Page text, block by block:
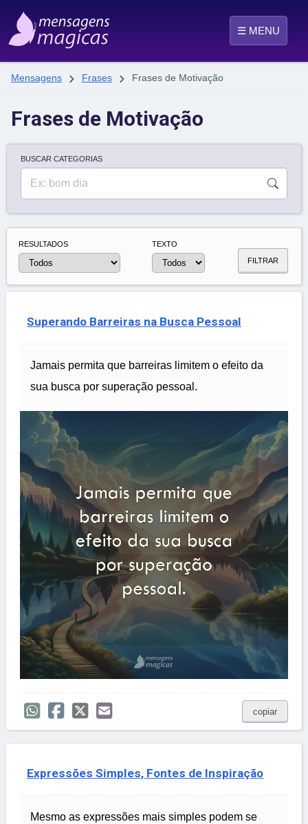
☰ MENU
Mensagens  Frases  Frases de Motivação
Frases de Motivação
BUSCAR CATEGORIAS
RESULTADOS
TEXTO
FILTRAR
Superando Barreiras na Busca Pessoal
Jamais permita que barreiras limitem o efeito da
sua busca por superação pessoal.
copiar
Expressões Simples, Fontes de Inspiração
Mesmo as expressões mais simples podem se